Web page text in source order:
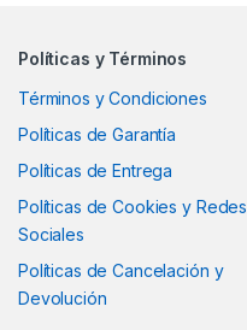
Políticas y Términos
Términos y Condiciones
Políticas de Garantía
Políticas de Entrega
Políticas de Cookies y Redes
Sociales
Políticas de Cancelación y
Devolución